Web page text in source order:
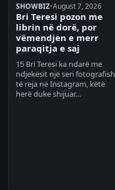
SHOWBIZ•August 7, 2026
Bri Teresi pozon me
librin në dorë, por
vëmendjen e merr
paraqitja e saj
15 Bri Teresi ka ndarë me
ndjekësit një seri fotografish
të reja në Instagram, këtë
herë duke shijuar…